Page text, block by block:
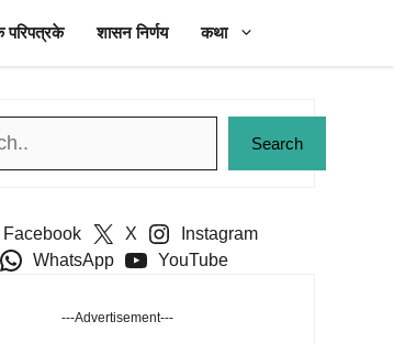
परिपत्रके शासन निर्णय कथा
Search
Facebook X
Instagram
WhatsApp
YouTube
---Advertisement---